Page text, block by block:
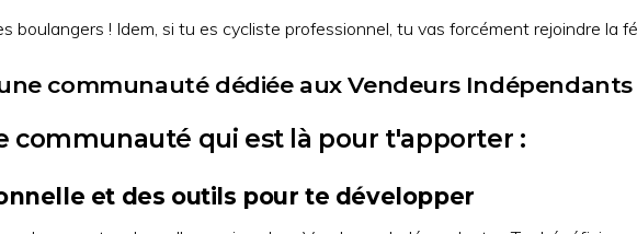
boulangers ! Idem, si tu es cycliste professionnel, tu vas forcément rejoindre la
communauté dédiée aux Vendeurs Indépendants
communauté qui est là pour t'apporter :
et des outils pour te développer